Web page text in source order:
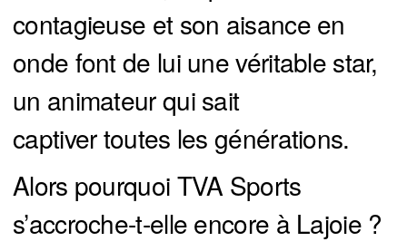
contagieuse et son aisance en
onde font de lui une véritable star,
un animateur qui sait
captiver toutes les générations.
Alors pourquoi TVA Sports
s’accroche-t-elle encore à Lajoie ?